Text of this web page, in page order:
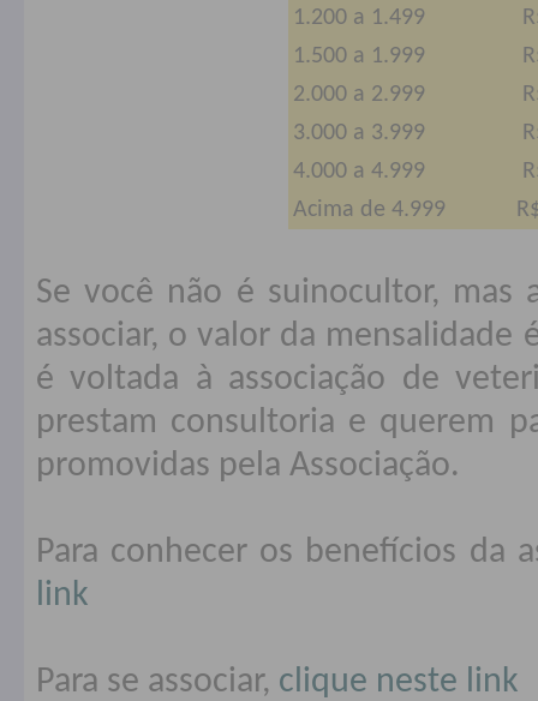
1.200 a 1.499
1.500 a 1.999
2.000 a 2.999
3.000 a 3.999
4.000 a 4.999
Acima de 4.999
Se você não é suinocultor, mas
associar, o valor da mensalidade
é voltada à associação de
prestam consultoria e querem
promovidas pela Associação.
Para conhecer os benefícios da
link
Para se associar, clique neste link